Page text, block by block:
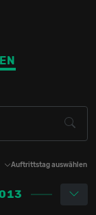
Auftrittstag auswählen